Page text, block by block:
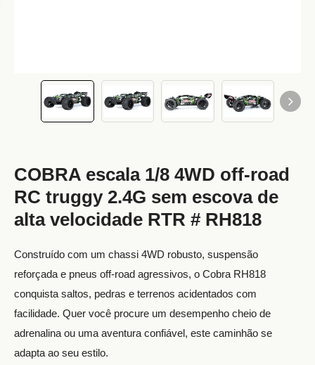
COBRA escala 1/8 4WD off-road
RC truggy 2.4G sem escova de
alta velocidade RTR # RH818
Construído com um chassi 4WD robusto, suspensão
reforçada e pneus off-road agressivos, o Cobra RH818
conquista saltos, pedras e terrenos acidentados com
facilidade. Quer você procure um desempenho cheio de
adrenalina ou uma aventura confiável, este caminhão se
adapta ao seu estilo.